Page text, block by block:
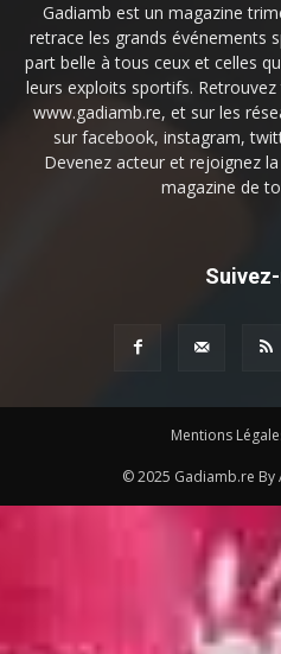
Gadiamb est un magazine
retrace les grands événements
part belle à tous ceux et celles
leurs exploits sportifs.
www.gadiamb.re, et sur les
sur facebook, instagram,
Devenez acteur et rejoignez
magazine de
Mentions
© 2025 Gadiamb.re By